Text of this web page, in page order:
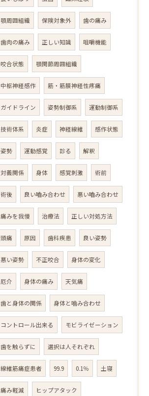
顎周囲組織 保険対象外 歯の痛み
歯肉の痛み 正しい知識 咀嚼機能
咬合状態 顎関節周囲組織
中枢神経感作 筋・筋膜神経性疼痛
ガイドライン 姿勢制御系 運動制御系
技術体系 炎症 神経線維 感作状態
姿勢 運動感覚 診る 解釈
対義関係 身体 感覚刺激 術前
術後 良い嚙み合わせ 悪い嚙み合わせ
痛みを我慢 治療法 正しい対処方法
頭痛 原因 歯科疾患 良い姿勢
悪い姿勢 不正咬合 身体の変化
厄介 身体の痛み 天気痛
歯と身体の関係 身体と噛み合わせ
コントロール出来る モビライゼーション
歯を触らずに 選択は人それぞれ
線維筋痛症患者 99.9 0.1％ 土寝
痛み軽減 ヒップアタック